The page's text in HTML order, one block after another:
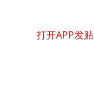
打开APP发贴